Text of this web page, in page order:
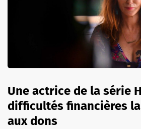
Une actrice de la série
difficultés financières
aux dons